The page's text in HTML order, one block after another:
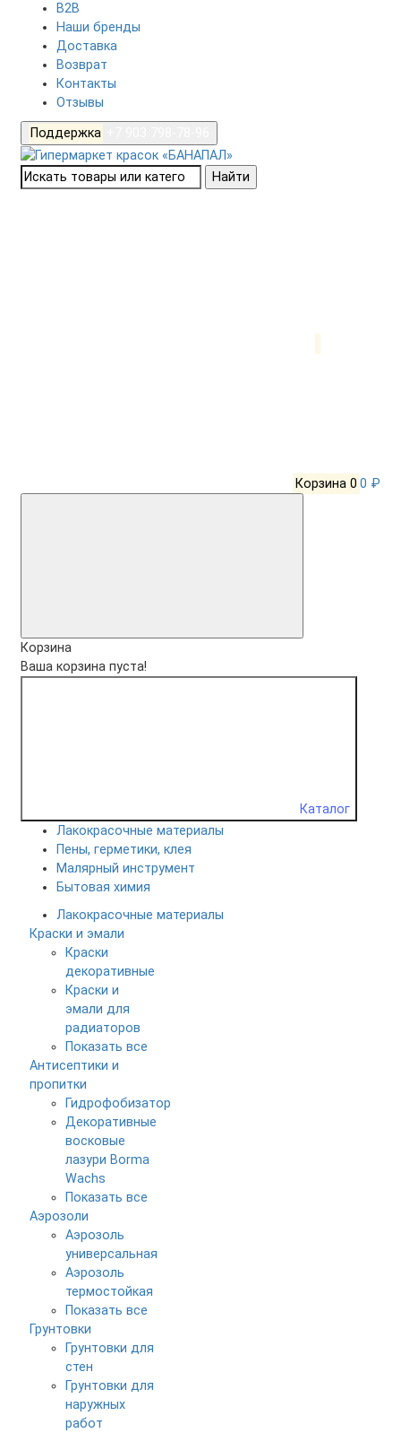
B2B
Наши бренды
Доставка
Возврат
Контакты
Отзывы
Поддержка
Найти
Корзина 0 0 ₽
Корзина
Ваша корзина пуста!
Каталог
Лакокрасочные материалы
Пены, герметики, клея
Малярный инструмент
Бытовая химия
Лакокрасочные материалы
Краски и эмали
Краски
декоративные
Краски и
эмали для
радиаторов
Показать все
Антисептики и
пропитки
Гидрофобизатор
Декоративные
восковые
лазури Borma
Wachs
Показать все
Аэрозоли
Аэрозоль
универсальная
Аэрозоль
термостойкая
Показать все
Грунтовки
Грунтовки для
стен
Грунтовки для
наружных
работ